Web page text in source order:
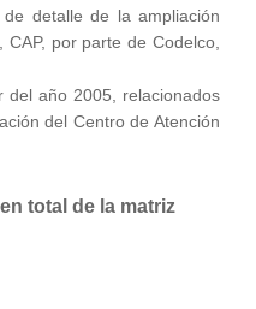
detalle de la ampliación
por parte de Codelco,
del año 2005, relacionados
del Centro de Atención
total de la matriz